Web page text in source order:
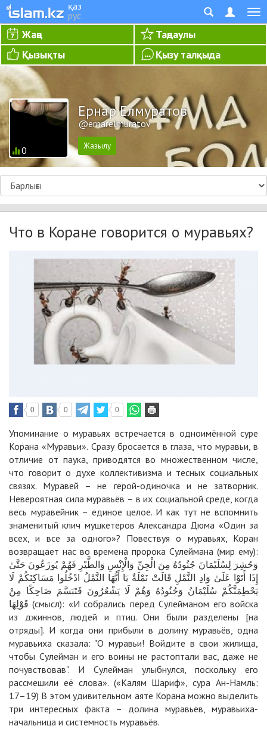
қаз
рус
Жаңа
Таңдаулы
Қызықты
Қызу талқыда
0
Ернар Елмуратов
@ernarelmuratov
Что в Коране говорится о муравьях?
0 0 0
Упоминание о муравьях встречается в одноимённой суре
Корана «Муравьи». Сразу бросается в глаза, что муравьи, в
отличие от паука, приводятся во множественном числе,
что говорит о духе коллективизма и тесных социальных
связях. Муравей – не герой-одиночка и не затворник.
Невероятная сила муравьёв – в их социальной среде, когда
весь муравейник – единое целое. И как тут не вспомнить
знаменитый клич мушкетеров Александра Дюма «Один за
всех, и все за одного»? Повествуя о муравьях, Коран
возвращает нас во времена пророка Сулеймана (мир ему):
وَحُشِرَ لِسُلَيْمَانَ جُنُودُهُ مِنَ الْجِنِّ وَالْإِنْسِ وَالطَّيْرِ فَهُمْ يُوزَعُونَ حَتَّىٰ
إِذَا أَتَوْا عَلَىٰ وَادِ النَّمْلِ قَالَتْ نَمْلَةٌ يَا أَيُّهَا النَّمْلُ ادْخُلُوا مَسَاكِنَكُمْ لَا
يَحْطِمَنَّكُمْ سُلَيْمَانُ وَجُنُودُهُ وَهُمْ لَا يَشْعُرُونَ فَتَبَسَّمَ ضَاحِكًا مِنْ
قَوْلِهَا (смысл): «И собрались перед Сулейманом его войска
из джиннов, людей и птиц. Они были разделены [на
отряды]. И когда они прибыли в долину муравьёв, одна
муравьиха сказала: "О муравьи! Войдите в свои жилища,
чтобы Сулейман и его воины не растоптали вас, даже не
почувствовав". И Сулейман улыбнулся, поскольку его
рассмешили её слова». («Калям Шариф», сура Ан-Намль:
17–19) В этом удивительном аяте Корана можно выделить
три интересных факта – долина муравьёв, муравьиха-
начальница и системность муравьёв.